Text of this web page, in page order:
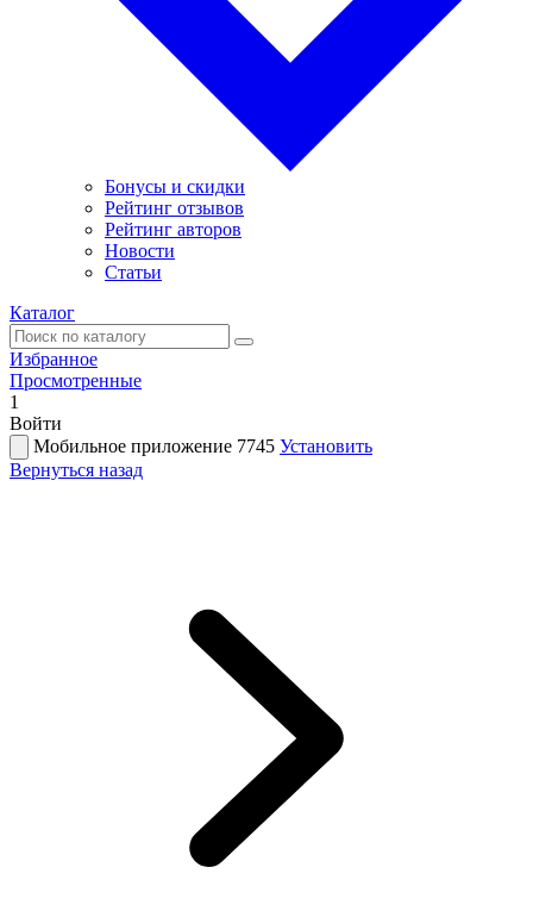
Бонусы и скидки
Рейтинг отзывов
Рейтинг авторов
Новости
Статьи
Каталог
Избранное
Просмотренные
1
Войти
Мобильное приложение 7745 Установить
Вернуться назад